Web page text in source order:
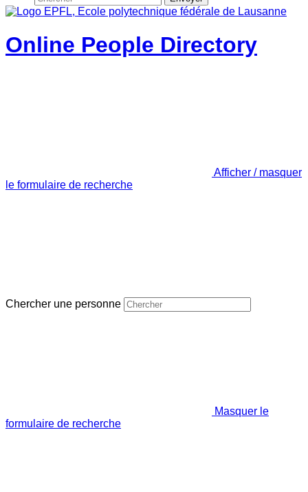
Online People Directory
Afficher / masquer
le formulaire de recherche
Chercher une personne
Masquer le
formulaire de recherche